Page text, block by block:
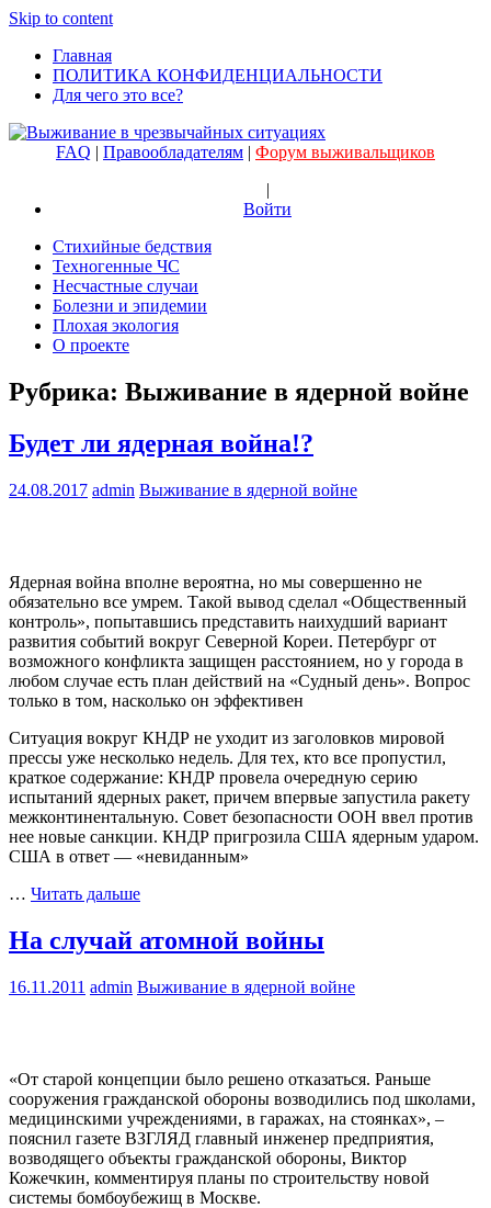
Skip to content
Выживание
ситуациях
Главная
ПОЛИТИКА КОНФИДЕНЦИАЛЬНОСТИ
Для чего это все?
FAQ | Правообладателям | Форум выживальщиков
|
Войти
Стихийные бедствия
Техногенные ЧС
Несчастные случаи
Болезни и эпидемии
Плохая экология
О проекте
Рубрика: Выживание в ядерной войне
Будет ли ядерная война!?
24.08.2017 admin Выживание в ядерной войне
Ядерная война вполне вероятна, но мы совершенно не
обязательно все умрем. Такой вывод сделал «Общественный
контроль», попытавшись представить наихудший вариант
развития событий вокруг Северной Кореи. Петербург от
возможного конфликта защищен расстоянием, но у города в
любом случае есть план действий на «Судный день». Вопрос
только в том, насколько он эффективен
Ситуация вокруг КНДР не уходит из заголовков мировой
прессы уже несколько недель. Для тех, кто все пропустил,
краткое содержание: КНДР провела очередную серию
испытаний ядерных ракет, причем впервые запустила ракету
межконтинентальную. Совет безопасности ООН ввел против
нее новые санкции. КНДР пригрозила США ядерным ударом.
США в ответ — «невиданным»
… Читать дальше
На случай атомной войны
16.11.2011 admin Выживание в ядерной войне
«От старой концепции было решено отказаться. Раньше
сооружения гражданской обороны возводились под школами,
медицинскими учреждениями, в гаражах, на стоянках», –
пояснил газете ВЗГЛЯД главный инженер предприятия,
возводящего объекты гражданской обороны, Виктор
Кожечкин, комментируя планы по строительству новой
системы бомбоубежищ в Москве.